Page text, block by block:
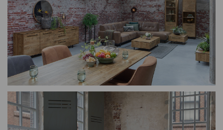
Milaan
Southsea
Rodi
IJmuiden
Fidenza
Lenny
Rome